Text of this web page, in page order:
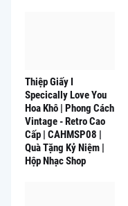
Thiệp Giấy I
Specically Love You
Hoa Khô | Phong Cách
Vintage - Retro Cao
Cấp | CAHMSP08 |
Quà Tặng Kỷ Niệm |
Hộp Nhạc Shop